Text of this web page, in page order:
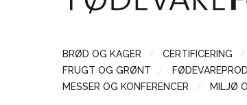
BRØD OG KAGER CERTIFICERING
FRUGT OG GRØNT
MESSER OG KONFERENCER
MILJØ